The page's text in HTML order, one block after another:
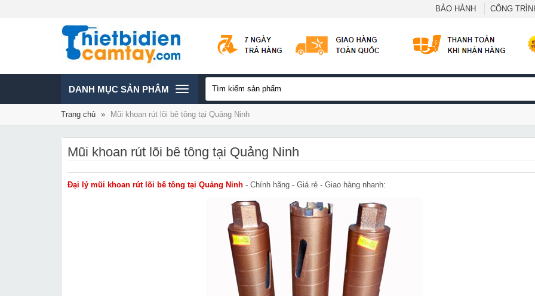
BẢO HÀNH CÔNG
TOGGLE
NAVIGATION
DANH MỤC SẢN PHÂM
Trang chủ » Mũi khoan rút lõi bê tông tại Quảng Ninh
Mũi khoan rút lõi bê tông tại Quảng Ninh
Đại lý mũi khoan rút lõi bê tông tại Quảng Ninh - Chính hãng - Giá rẻ - Giao hàng nhanh: